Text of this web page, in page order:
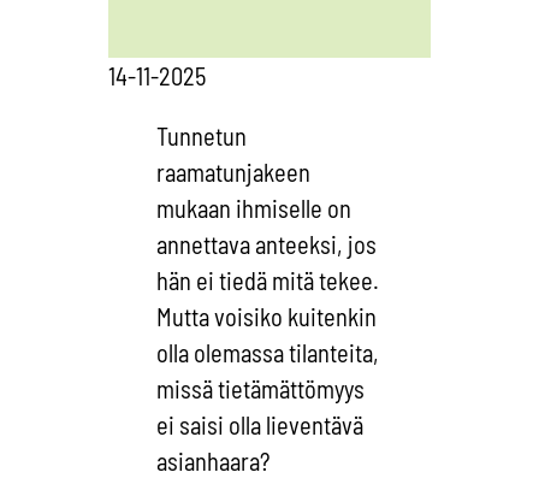
14-11-2025
Tunnetun
raamatunjakeen
mukaan ihmiselle on
annettava anteeksi, jos
hän ei tiedä mitä tekee.
Mutta voisiko kuitenkin
olla olemassa tilanteita,
missä tietämättömyys
ei saisi olla lieventävä
asianhaara?